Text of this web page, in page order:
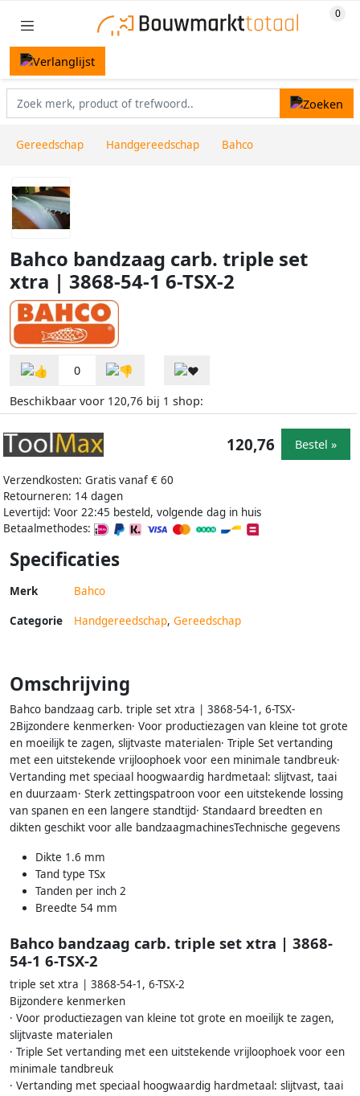
Gereedschap Handgereedschap Bahco
Bahco bandzaag carb. triple set
xtra | 3868-54-1 6-TSX-2
0
Beschikbaar voor 120,76 bij 1 shop:
Verzendkosten: Gratis vanaf € 60
Retourneren: 14 dagen
Levertijd: Voor 22:45 besteld, volgende dag in huis
Betaalmethodes:
120,76 Bestel »
Specificaties
Merk Bahco
Categorie Handgereedschap, Gereedschap
Omschrijving
Bahco bandzaag carb. triple set xtra | 3868-54-1, 6-TSX-
2Bijzondere kenmerken· Voor productiezagen van kleine tot grote
en moeilijk te zagen, slijtvaste materialen· Triple Set vertanding
met een uitstekende vrijloophoek voor een minimale tandbreuk·
Vertanding met speciaal hoogwaardig hardmetaal: slijtvast, taai
en duurzaam· Sterk zettingspatroon voor een uitstekende lossing
van spanen en een langere standtijd· Standaard breedten en
dikten geschikt voor alle bandzaagmachinesTechnische gegevens
Dikte 1.6 mm
Tand type TSx
Tanden per inch 2
Breedte 54 mm
Bahco bandzaag carb. triple set xtra | 3868-
54-1 6-TSX-2
triple set xtra | 3868-54-1, 6-TSX-2
Bijzondere kenmerken
· Voor productiezagen van kleine tot grote en moeilijk te zagen,
slijtvaste materialen
· Triple Set vertanding met een uitstekende vrijloophoek voor een
minimale tandbreuk
· Vertanding met speciaal hoogwaardig hardmetaal: slijtvast, taai